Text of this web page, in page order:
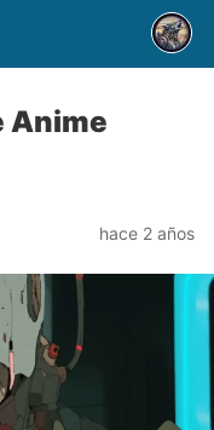
Anime
hace 2 años